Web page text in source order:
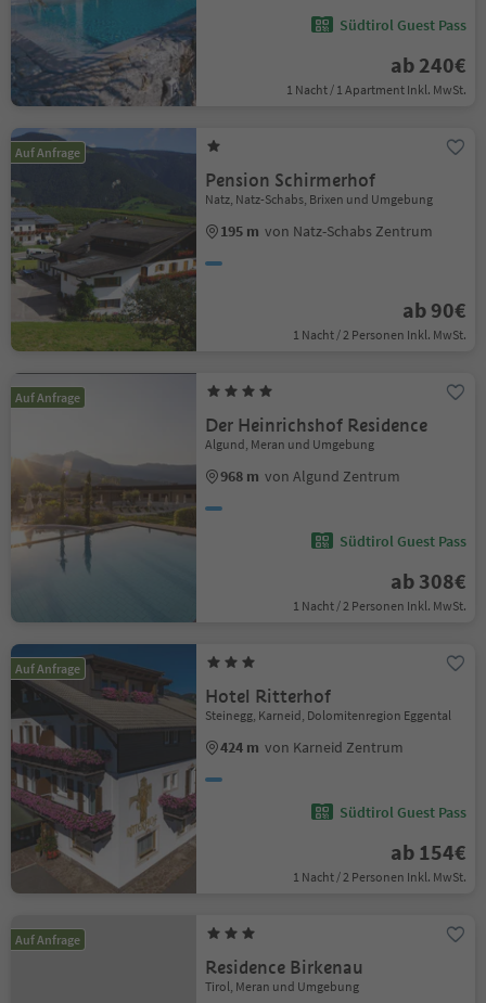
Südtirol Guest Pass
ab 240€
1 Nacht / 1 Apartment Inkl. MwSt.
Auf Anfrage
Pension Schirmerhof
Natz, Natz-Schabs, Brixen und Umgebung
195 m von Natz-Schabs Zentrum
ab 90€
1 Nacht / 2 Personen Inkl. MwSt.
Auf Anfrage
Der Heinrichshof Residence
Algund, Meran und Umgebung
968 m von Algund Zentrum
Südtirol Guest Pass
ab 308€
1 Nacht / 2 Personen Inkl. MwSt.
Auf Anfrage
Hotel Ritterhof
Steinegg, Karneid, Dolomitenregion Eggental
424 m von Karneid Zentrum
Südtirol Guest Pass
ab 154€
1 Nacht / 2 Personen Inkl. MwSt.
Auf Anfrage
Residence Birkenau
Tirol, Meran und Umgebung